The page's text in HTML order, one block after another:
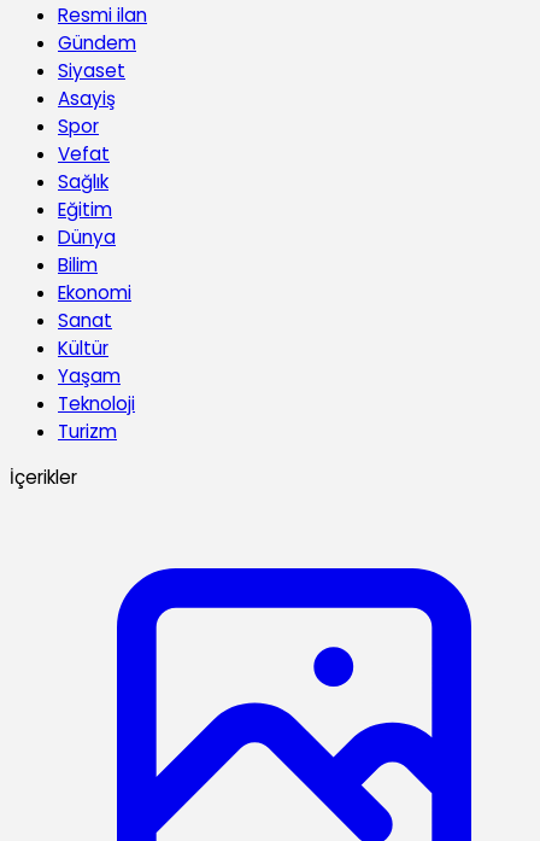
Resmi ilan
Gündem
Siyaset
Asayiş
Spor
Vefat
Sağlık
Eğitim
Dünya
Bilim
Ekonomi
Sanat
Kültür
Yaşam
Teknoloji
Turizm
İçerikler